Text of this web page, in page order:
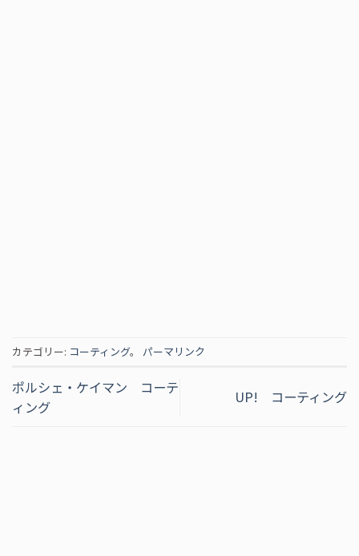
カテゴリー: コーティング。 パーマリンク
ポルシェ・ケイマン コーテ
ィング
UP! コーティング